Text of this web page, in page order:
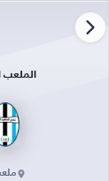
الملعب